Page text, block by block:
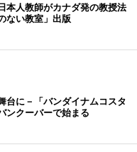
本人教師がカナダ発の教授法
い教室」出版
台に－「バンダイナムコスタ
ンクーバーで始まる